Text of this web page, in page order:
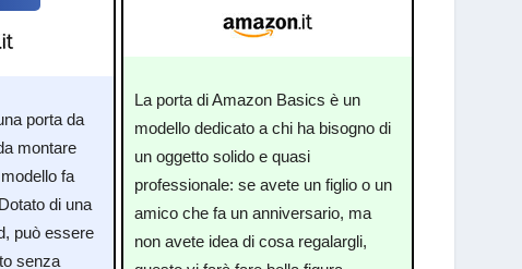
porta da
montare
fa
di una
può essere
senza
La porta di Amazon Basics è un
modello dedicato a chi ha bisogno di
un oggetto solido e quasi
professionale: se avete un figlio o un
amico che fa un anniversario, ma
non avete idea di cosa regalargli,